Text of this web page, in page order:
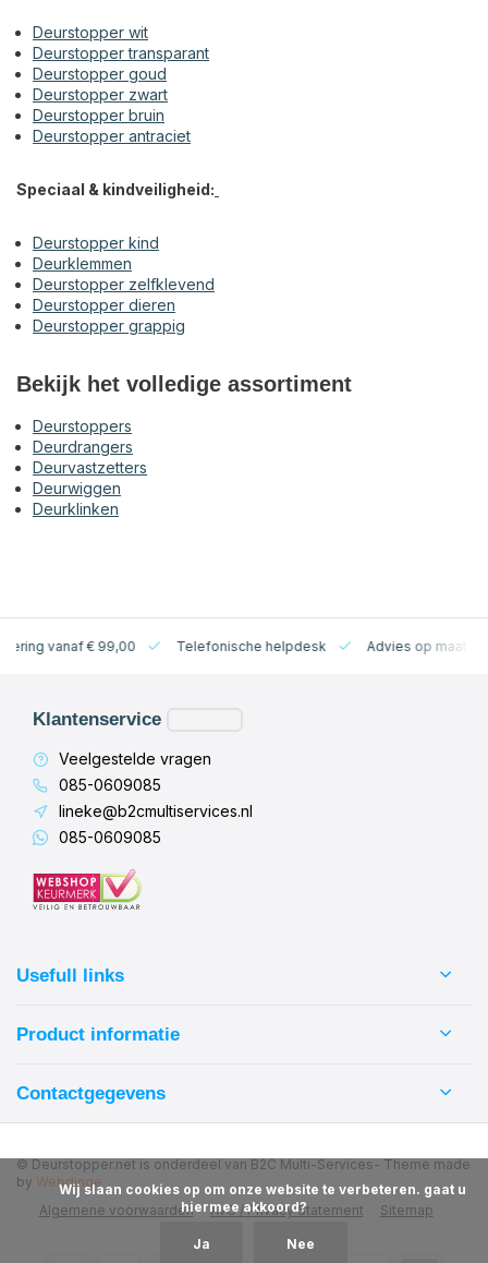
Deurstopper wit
Deurstopper transparant
Deurstopper goud
Deurstopper zwart
Deurstopper bruin
Deurstopper antraciet
Speciaal & kindveiligheid:
Deurstopper kind
Deurklemmen
Deurstopper zelfklevend
Deurstopper dieren
Deurstopper grappig
Bekijk het volledige assortiment
Deurstoppers
Deurdrangers
Deurvastzetters
Deurwiggen
Deurklinken
vanaf € 99,00 Telefonische helpdesk Advies op maat
Klantenservice
Veelgestelde vragen
085-0609085
lineke@b2cmultiservices.nl
085-0609085
Usefull links
Product informatie
Contactgegevens
Algemene voorwaarden AVG / Privacy Statement Sitemap
© Deurstopper.net is onderdeel van B2C Multi-Services- Theme made
by Webdinge
            Wij slaan cookies op om onze website te verbeteren. gaat u
hiermee akkoord?
Ja Nee